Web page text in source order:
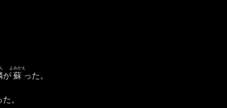
が 蘇
よみがえ
った。
。